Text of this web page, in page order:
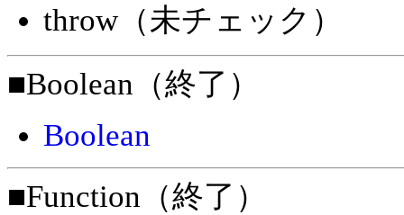
throw（未チェック）
■Boolean（終了）
Boolean
■Function（終了）